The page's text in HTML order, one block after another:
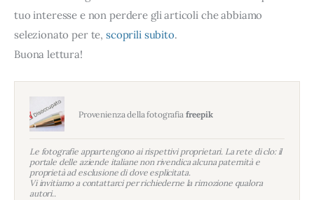
tuo interesse e non perdere gli articoli che abbiamo
selezionato per te, scoprili subito.
Buona lettura!
Provenienza della fotografia freepik
Le fotografie appartengono ai rispettivi proprietari. La rete di clo: il
portale delle aziende italiane non rivendica alcuna paternità e
proprietà ad esclusione di dove esplicitata.
Vi invitiamo a contattarci per richiederne la rimozione qualora
autori..